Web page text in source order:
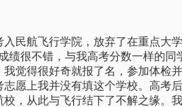
民航飞行学院，放弃了在重点大
绩很不错，与我高考分数一样的同
觉得很好奇就报了名，参加体检
愿上我并没有填这个学校。高考
，从此与飞行结下了不解之缘。